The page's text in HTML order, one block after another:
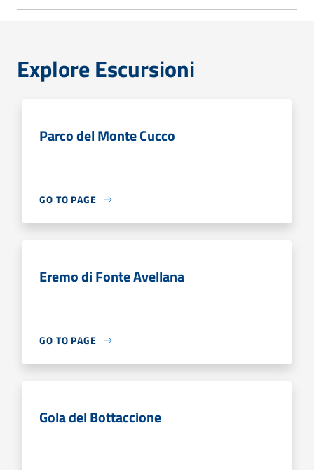
Explore Escursioni
Parco del Monte Cucco
GO TO PAGE
Eremo di Fonte Avellana
GO TO PAGE
Gola del Bottaccione